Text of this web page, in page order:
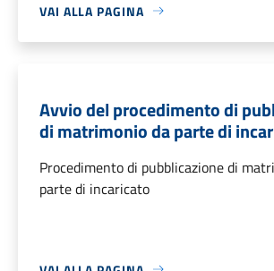
VAI ALLA PAGINA
Avvio del procedimento di
di matrimonio da parte di
Procedimento di pubblicazione di
parte di incaricato